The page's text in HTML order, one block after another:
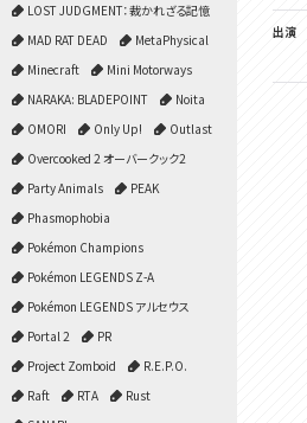
LOST JUDGMENT：裁かれざる記憶
MAD RAT DEAD
MetaPhysical
Minecraft
Mini Motorways
NARAKA: BLADEPOINT
Noita
OMORI
Only Up!
Outlast
Overcooked 2 オーバークック2
Party Animals
PEAK
Phasmophobia
Pokémon Champions
Pokémon LEGENDS Z-A
Pokémon LEGENDS アルセウス
Portal 2
PR
Project Zomboid
R.E.P.O.
Raft
RTA
Rust
出演